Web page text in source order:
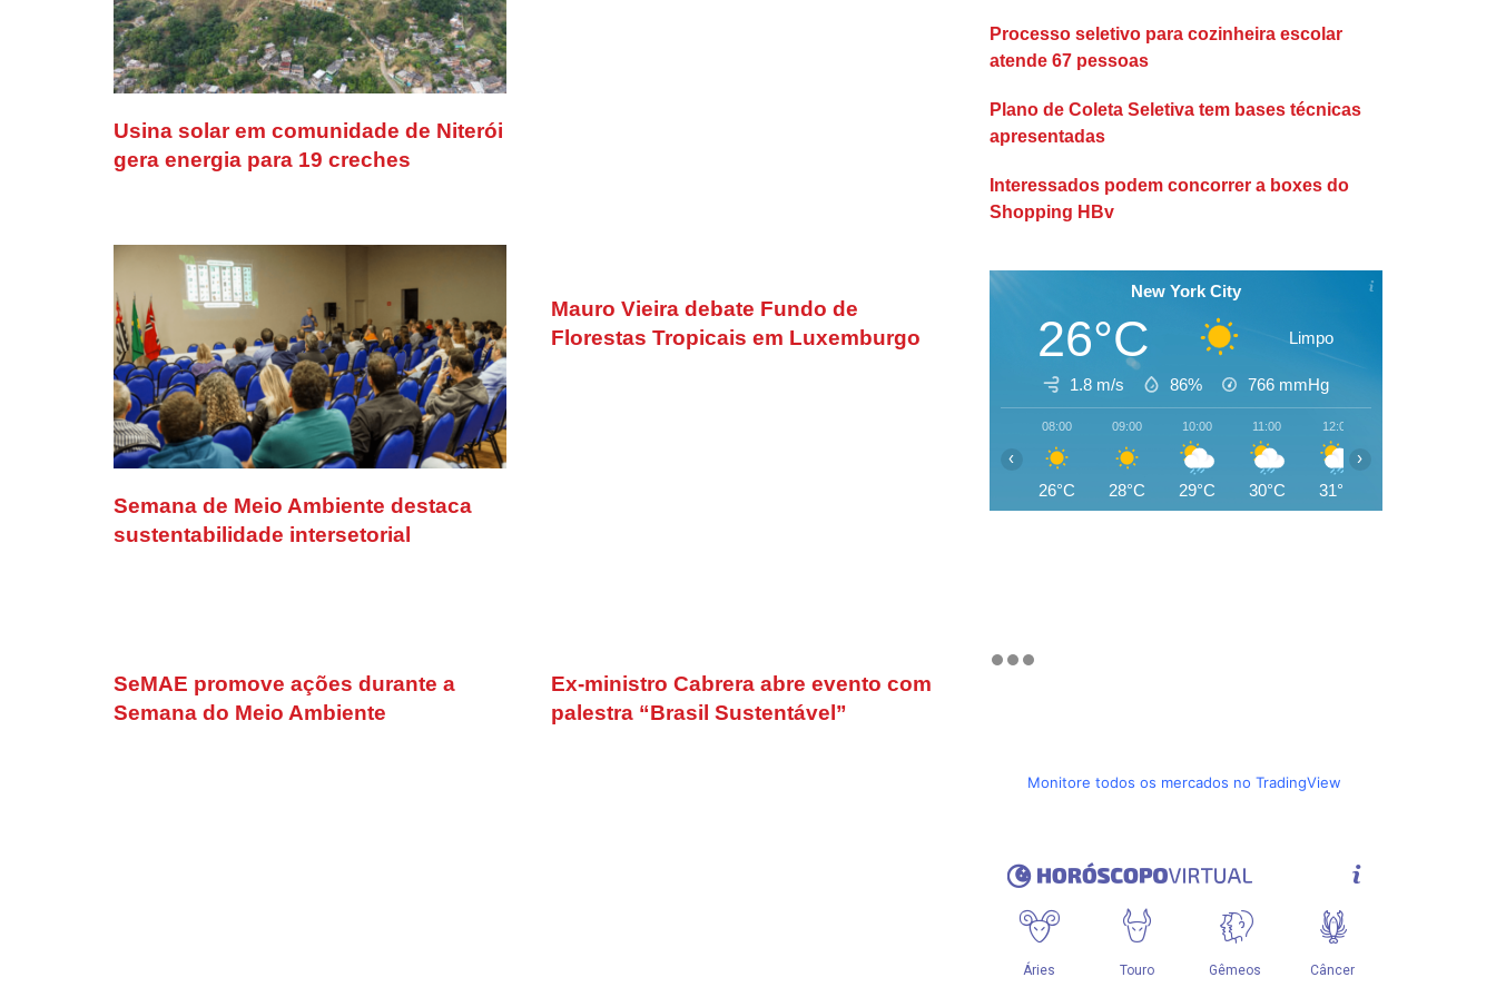
Usina solar em comunidade de Niterói
gera energia para 19 creches
Semana de Meio Ambiente destaca
sustentabilidade intersetorial
Mauro Vieira debate Fundo de
Florestas Tropicais em Luxemburgo
SeMAE promove ações durante a
Semana do Meio Ambiente
Ex-ministro Cabrera abre evento com
palestra “Brasil Sustentável”
Processo seletivo para cozinheira escolar
atende 67 pessoas
Plano de Coleta Seletiva tem bases técnicas
apresentadas
Interessados podem concorrer a boxes do
Shopping HBv
New York City
26°C Limpo
1.8 m/s 86% 766 mmHg
08:00
26°C
09:00
28°C
10:00
29°C
11:00
30°C
12:00
31°C
‹ ›
Monitore todos os mercados no TradingView